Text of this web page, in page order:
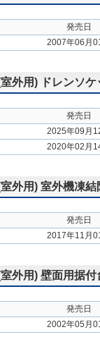
発売日
2007年06月
外用) ドレンソケ
発売日
2025年09月
2020年02月
外用) 室外機凍
発売日
2017年11月
外用) 壁面用据付
発売日
2002年05月